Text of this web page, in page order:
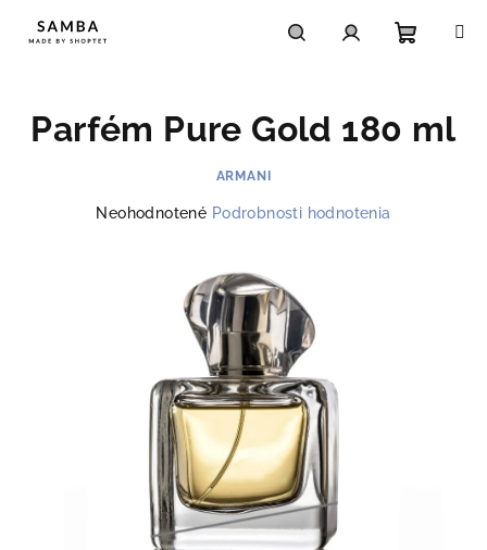
košík
Parfém Pure Gold 180 ml
ARMANI
Priemerné
Neohodnotené Podrobnosti hodnotenia